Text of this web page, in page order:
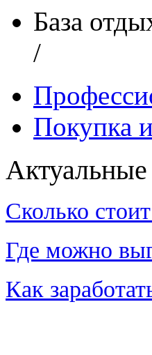
База
/
Покупка
Сколько
Где можно
Как